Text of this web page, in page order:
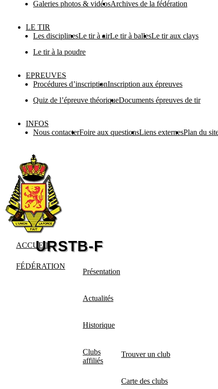
Galeries photos & vidéosArchives de la fédération
LE TIR
Les disciplinesLe tir à airLe tir à ballesLe tir aux clays
Le tir à la poudre
EPREUVES
Procédures d’inscriptionInscription aux épreuves
Quiz de l’épreuve théoriqueDocuments épreuves de tir
INFOS
Nous contacterFoire aux questionsLiens externesPlan du
ACCUEIL
FÉDÉRATION
Présentation
Actualités
Historique
Clubs
affiliés
Trouver un club
Carte des clubs